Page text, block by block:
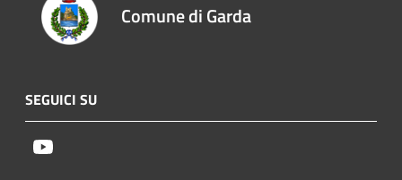
Comune di Garda
SEGUICI SU